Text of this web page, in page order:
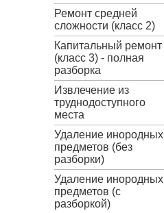
Ремонт средней
сложности (класс 2)
Капитальный ремонт
(класс 3) - полная
разборка
Извлечение из
труднодоступного
места
Удаление инородных
предметов (без
разборки)
Удаление инородных
предметов (с
разборкой)